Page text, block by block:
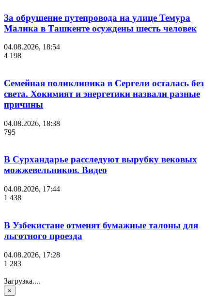
За обрушение путепровода на улице Темура
Малика в Ташкенте осуждены шесть человек
04.08.2026, 18:54
4 198
Семейная поликлиника в Сергели осталась без
света. Хокимият и энергетики назвали разные
причины
04.08.2026, 18:38
795
В Сурхандарье расследуют вырубку вековых
можжевельников. Видео
04.08.2026, 17:44
1 438
В Узбекистане отменят бумажные талоны для
льготного проезда
04.08.2026, 17:28
1 283
Загрузка....
×